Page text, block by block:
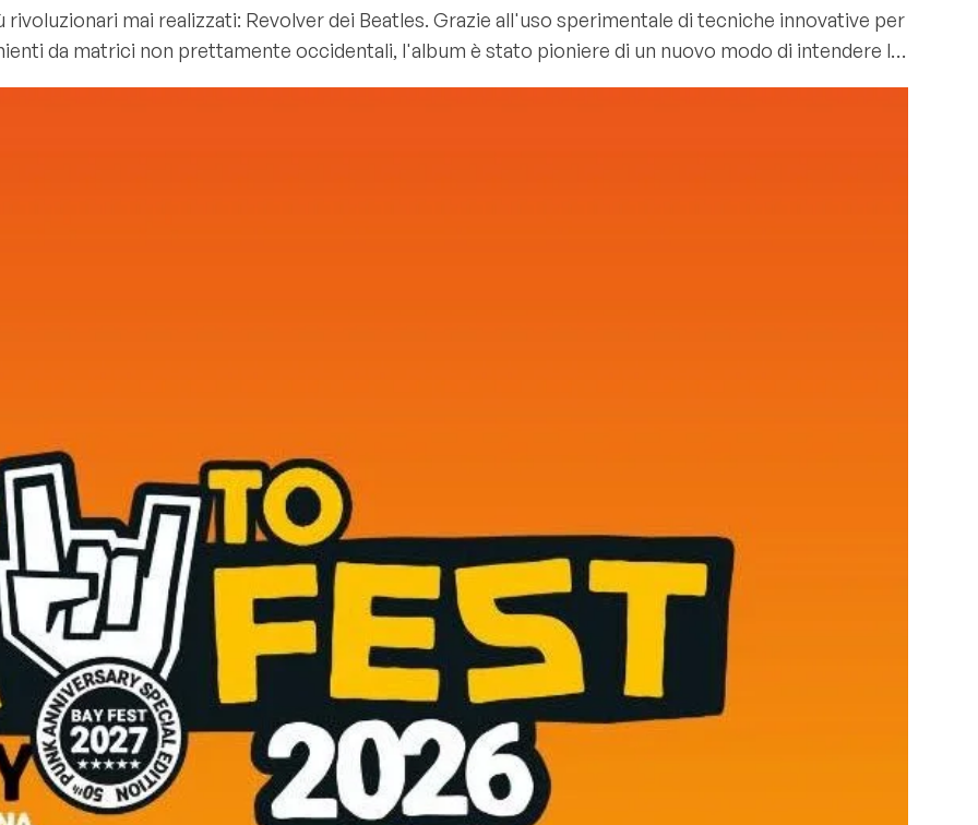
mai realizzati: Revolver dei Beatles. Grazie all'uso sperimentale di tecniche innovative per
da matrici non prettamente occidentali, l'album è stato pioniere di un nuovo modo di intendere la